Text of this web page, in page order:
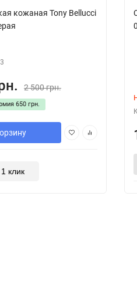
кожаная Tony Bellucci
2 500 грн.
650 грн.
клик